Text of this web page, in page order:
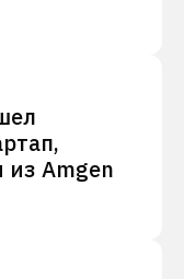
Amgen